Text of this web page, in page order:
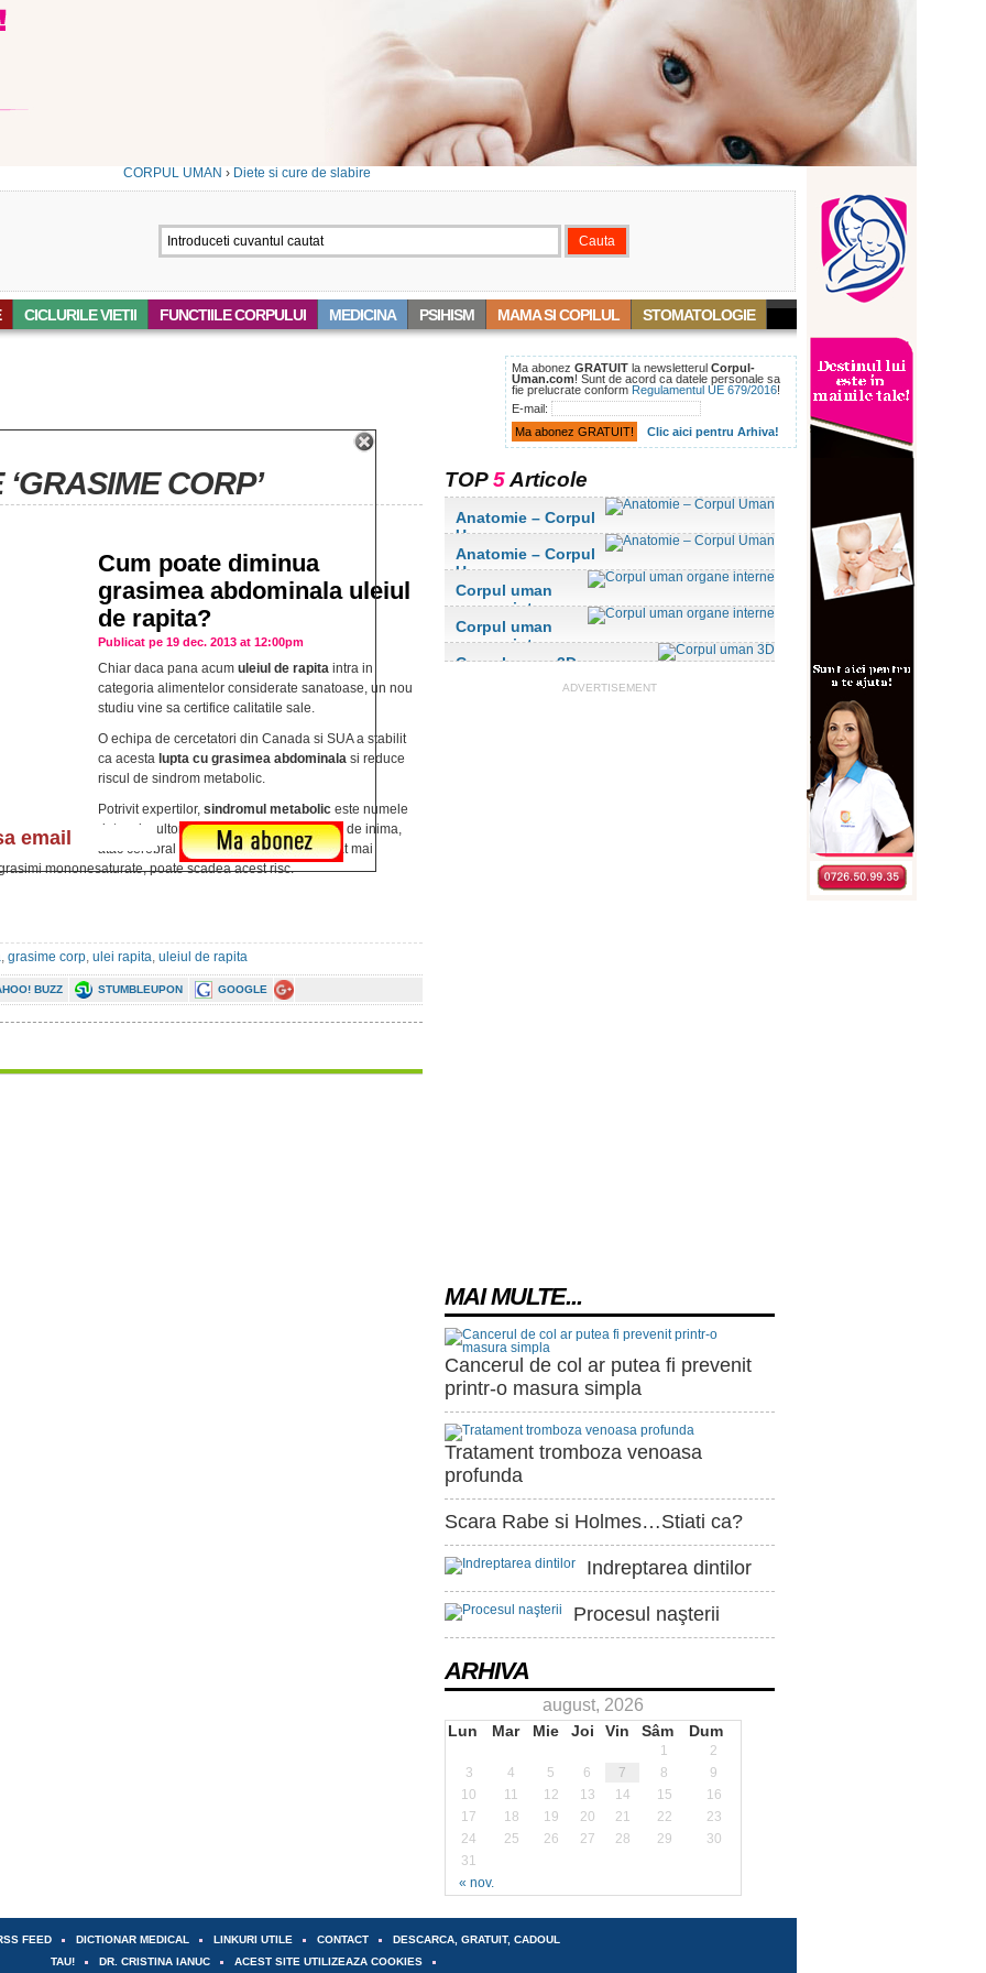
CORPUL UMAN › Diete si cure de slabire
CICLURILE VIETII FUNCTIILE CORPULUI MEDICINA PSIHISM MAMA SI COPILUL STOMATOLOGIE
Ma abonez GRATUIT la newsletterul Corpul-
Uman.com! Sunt de acord ca datele personale sa
fie prelucrate conform Regulamentul UE 679/2016!
E-mail:
Clic aici pentru Arhiva!
CORP’
Cum poate diminua
grasimea abdominala uleiul
de rapita?
Publicat pe 19 dec. 2013 at 12:00pm
Chiar daca pana acum uleiul de rapita intra in
categoria alimentelor considerate sanatoase, un nou
studiu vine sa certifice calitatile sale.
O echipa de cercetatori din Canada si SUA a stabilit
ca acesta lupta cu grasimea abdominala si reduce
riscul de sindrom metabolic.
Potrivit expertilor, sindromul metabolic este numele
dat mai multor factori de risc pentru bolile de inima,
atac cerebral si diabet de tip 2. O dieta cat mai
mononesaturate, poate scadea acest risc.
, grasime corp, ulei rapita, uleiul de rapita
BUZZ STUMBLEUPON GOOGLE
TOP5Articole
Anatomie – Corpul
Uman
Anatomie – Corpul
Uman
Corpul uman
organe interne
Corpul uman
organe interne
Corpul uman 3D
ADVERTISEMENT
MAI MULTE...
Cancerul de col ar putea fi prevenit
printr-o masura simpla
Tratament tromboza venoasa
profunda
Scara Rabe si Holmes…Stiati ca?
Indreptarea dintilor
Procesul naşterii
ARHIVA
august, 2026
Lun Mar Mie Joi Vin Sâm Dum
« nov.
1
2
3
4 5 6 7 8
9
10
11 12 13 14 15
16
17
18 19 20 21 22
23
24
25 26 27 28 29
30
31
FEED DICTIONAR MEDICAL LINKURI UTILE CONTACT
DESCARCA, GRATUIT, CADOUL
TAU!
DR. CRISTINA IANUC ACEST SITE UTILIZEAZA COOKIES